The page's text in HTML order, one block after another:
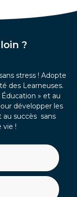
?
stress ! Adopte
des Learneuses.
» et au
développer les
au succès sans
vie !